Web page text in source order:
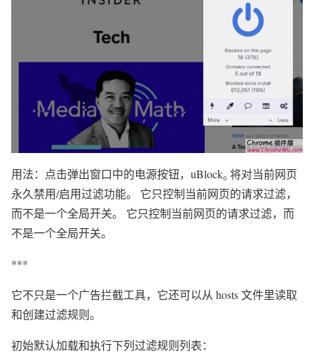
用法：点击弹出窗口中的电源按钮，uBlock₀ 将对当前网页
永久禁用/启用过滤功能。 它只控制当前网页的请求过滤，
而不是一个全局开关。 它只控制当前网页的请求过滤，而
不是一个全局开关。
***
它不只是一个广告拦截工具，它还可以从 hosts 文件里读取
和创建过滤规则。
初始默认加载和执行下列过滤规则列表：